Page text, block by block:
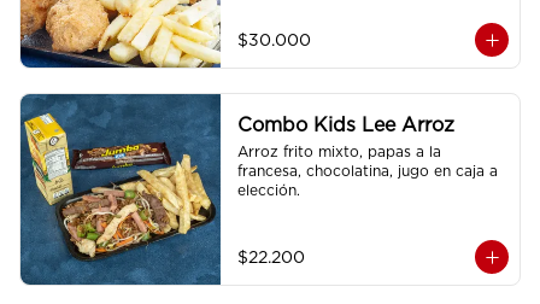
$30.000
Combo Kids Lee Arroz
Arroz frito mixto, papas a la
francesa, chocolatina, jugo en caja a
elección.
$22.200